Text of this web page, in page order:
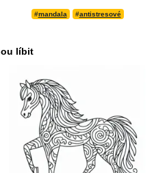
#mandala #antistresové
líbit